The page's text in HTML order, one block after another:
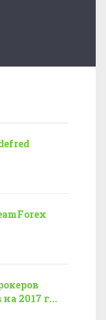
2017 г...